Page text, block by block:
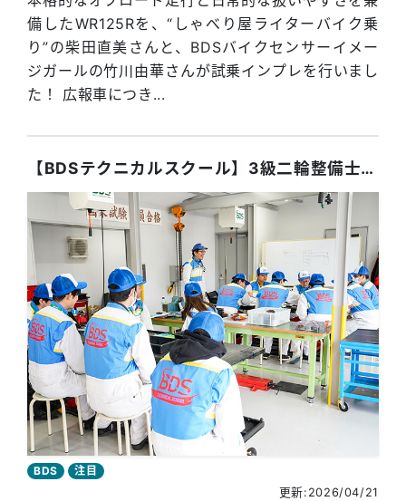
備したWR125Rを、“しゃべり屋ライターバイク乗
り”の柴田直美さんと、BDSバイクセンサーイメー
ジガールの竹川由華さんが試乗インプレを行いまし
た！ 広報車につき...
BDS
注目
更新:2026/04/21
【BDSテクニカルスクール】3級二輪整備士国家試験、合格率100％を達成